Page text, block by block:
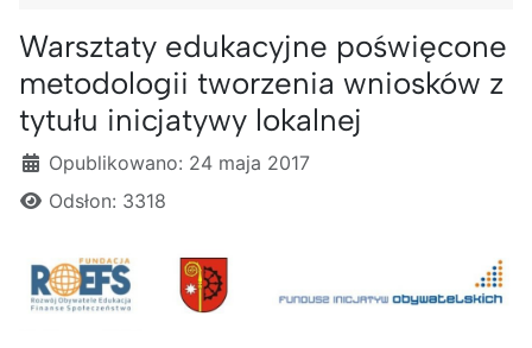
Warsztaty edukacyjne poświęcone
metodologii tworzenia wniosków z
tytułu inicjatywy lokalnej
Szczegóły
Opublikowano: 24 maja 2017
Odsłon: 3318